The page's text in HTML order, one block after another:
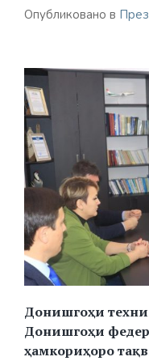
Опубликовано в
Донишгоҳи
Донишгоҳи
ҳамкориҳоро